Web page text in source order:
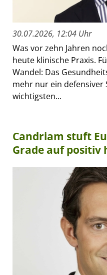
30.07.2026, 12:04 Uhr
Was vor zehn Jahren
heute klinische Praxis.
Wandel: Das
mehr nur ein defensiver
wichtigsten...
Candriam stuft
Grade auf positiv